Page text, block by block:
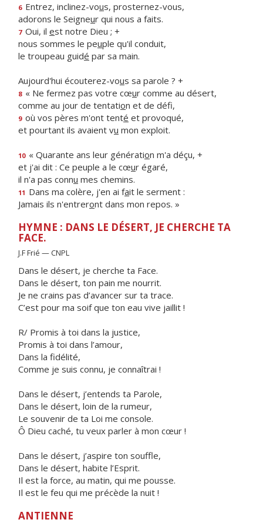
6 Entrez, inclinez-vous, prosternez-vous,
adorons le Seigneur qui nous a faits.
7 Oui, il est notre Dieu ; +
nous sommes le peuple qu'il conduit,
le troupeau guidé par sa main.
Aujourd'hui écouterez-vous sa parole ? +
8 « Ne fermez pas votre cœur comme au désert,
comme au jour de tentation et de défi,
9 où vos pères m'ont tenté et provoqué,
et pourtant ils avaient vu mon exploit.
10 « Quarante ans leur génération m'a déçu, +
et j'ai dit : Ce peuple a le cœur égaré,
il n'a pas connu mes chemins.
11 Dans ma colère, j'en ai fait le serment :
Jamais ils n'entreront dans mon repos. »
HYMNE : DANS LE DÉSERT, JE CHERCHE TA
FACE.
J.F Frié — CNPL
Dans le désert, je cherche ta Face.
Dans le désert, ton pain me nourrit.
Je ne crains pas d’avancer sur ta trace.
C’est pour ma soif que ton eau vive jaillit !
R/ Promis à toi dans la justice,
Promis à toi dans l’amour,
Dans la fidélité,
Comme je suis connu, je connaîtrai !
Dans le désert, j’entends ta Parole,
Dans le désert, loin de la rumeur,
Le souvenir de ta Loi me console.
Ô Dieu caché, tu veux parler à mon cœur !
Dans le désert, j’aspire ton souffle,
Dans le désert, habite l’Esprit.
Il est la force, au matin, qui me pousse.
Il est le feu qui me précède la nuit !
ANTIENNE